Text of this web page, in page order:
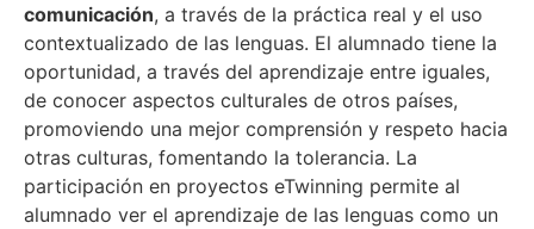
comunicación, a través de la práctica real y el uso
contextualizado de las lenguas. El alumnado tiene la
oportunidad, a través del aprendizaje entre iguales,
de conocer aspectos culturales de otros países,
promoviendo una mejor comprensión y respeto hacia
otras culturas, fomentando la tolerancia. La
participación en proyectos eTwinning permite al
alumnado ver el aprendizaje de las lenguas como un